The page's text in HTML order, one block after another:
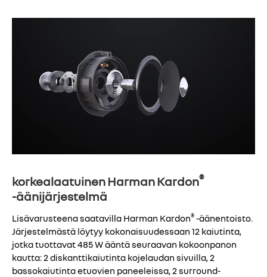
korkealaatuinen Harman Kardon®
-äänijärjestelmä
Lisävarusteena saatavilla Harman Kardon® -äänentoisto.
Järjestelmästä löytyy kokonaisuudessaan 12 kaiutinta,
jotka tuottavat 485 W ääntä seuraavan kokoonpanon
kautta: 2 diskanttikaiutinta kojelaudan sivuilla, 2
bassokaiutinta etuovien paneeleissa, 2 surround-